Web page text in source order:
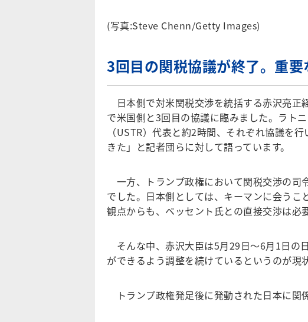
(写真:Steve Chenn/Getty Images)
3回目の関税協議が終了。重要
日本側で対米関税交渉を統括する赤沢亮正
で米国側と3回目の協議に臨みました。ラト
（USTR）代表と約2時間、それぞれ協議を
きた」と記者団らに対して語っています。
一方、トランプ政権において関税交渉の司
でした。日本側としては、キーマンに会うこ
観点からも、ベッセント氏との直接交渉は必
そんな中、赤沢大臣は5月29日～6月1日の
ができるよう調整を続けているというのが現
トランプ政権発足後に発動された日本に関